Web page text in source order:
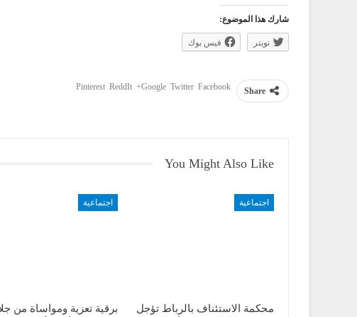
شارك هذا الموضوع:
تويتر فيس بوك
Share
Facebook
Twitter
Google+
ReddIt
Pinterest
You Might Also Like
اجتماعية
محكمة الاستئناف بالرباط تؤجل
اجتماعية
برقية تعزية ومواساة من